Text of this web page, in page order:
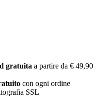
gratuita a partire da € 49,90
con ogni ordine
SSL